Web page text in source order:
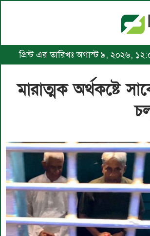
প্রিন্ট এর তারিখঃ অগাস্ট ৯, ২০২৬,
মারাত্মক অর্থকষ্টে